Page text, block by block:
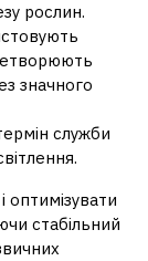
рослин.
значного
служби
стабільний